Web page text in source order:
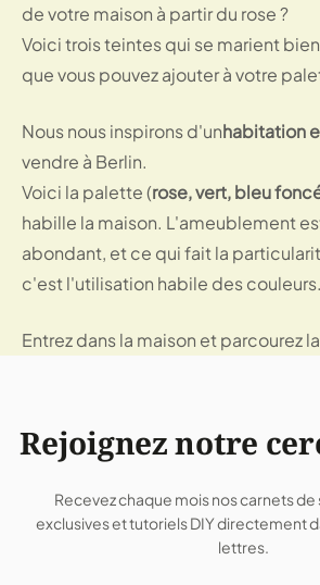
de votre maison à partir du rose ?
Voici trois teintes qui se marient
que vous pouvez ajouter à votre
Nous nous inspirons d'unhabitation
vendre à Berlin.
Voici la palette (rose, vert, bleu
habille la maison. L'ameublement
abondant, et ce qui fait la
c'est l'utilisation habile des couleurs.
Entrez dans la maison et parcourez
Rejoignez notre
Recevez chaque mois nos carnets
exclusives et tutoriels DIY directement
lettres.